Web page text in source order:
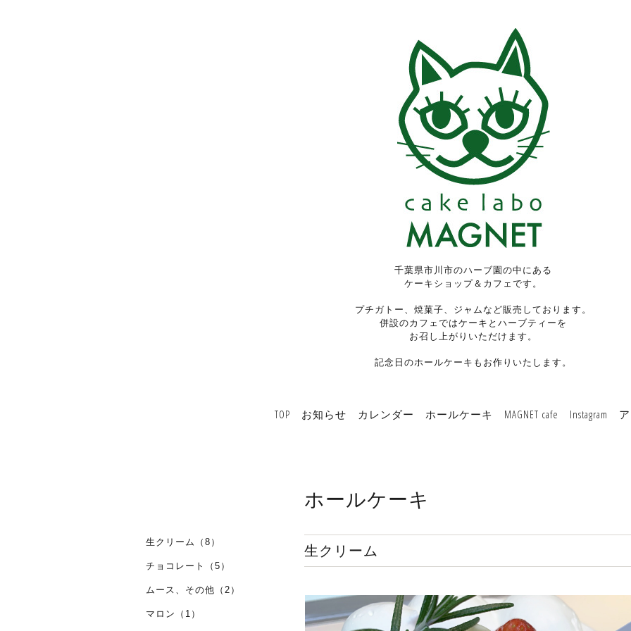
千葉県市川市のハーブ園の中にある
ケーキショップ＆カフェです。
プチガトー、焼菓子、ジャムなど販売しております。
併設のカフェではケーキとハーブティーを
お召し上がりいただけます。
記念日のホールケーキもお作りいたします。
TOP お知らせ カレンダー ホールケーキ MAGNET cafe Instagram
ホールケーキ
生クリーム
生クリーム（8）
チョコレート（5）
ムース、その他（2）
マロン（1）